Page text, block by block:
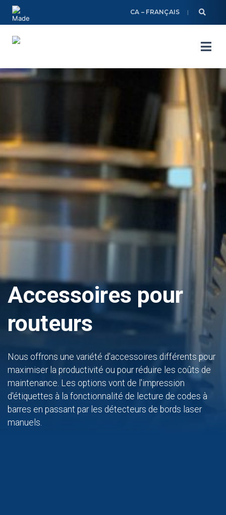
Skip
content
CA – FRANÇAIS
Accessoires pour
routeurs
Nous offrons une variété d'accessoires différents pour
maximiser la productivité ou pour réduire les coûts de
maintenance. Les options vont de l'impression
d'étiquettes à la fonctionnalité de lecture de codes à
barres en passant par les détecteurs de bords laser
manuels.